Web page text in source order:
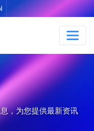
，为您提供最新资讯